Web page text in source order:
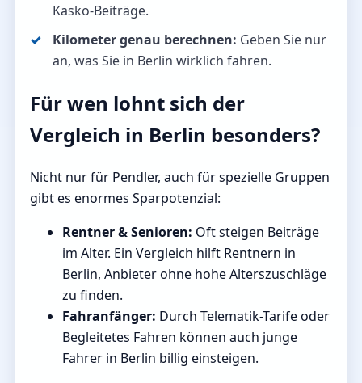
Kasko-Beiträge.
Kilometer genau berechnen: Geben Sie nur
an, was Sie in Berlin wirklich fahren.
Für wen lohnt sich der
Vergleich in Berlin besonders?
Nicht nur für Pendler, auch für spezielle Gruppen
gibt es enormes Sparpotenzial:
Rentner & Senioren: Oft steigen Beiträge
im Alter. Ein Vergleich hilft Rentnern in
Berlin, Anbieter ohne hohe Alterszuschläge
zu finden.
Fahranfänger: Durch Telematik-Tarife oder
Begleitetes Fahren können auch junge
Fahrer in Berlin billig einsteigen.